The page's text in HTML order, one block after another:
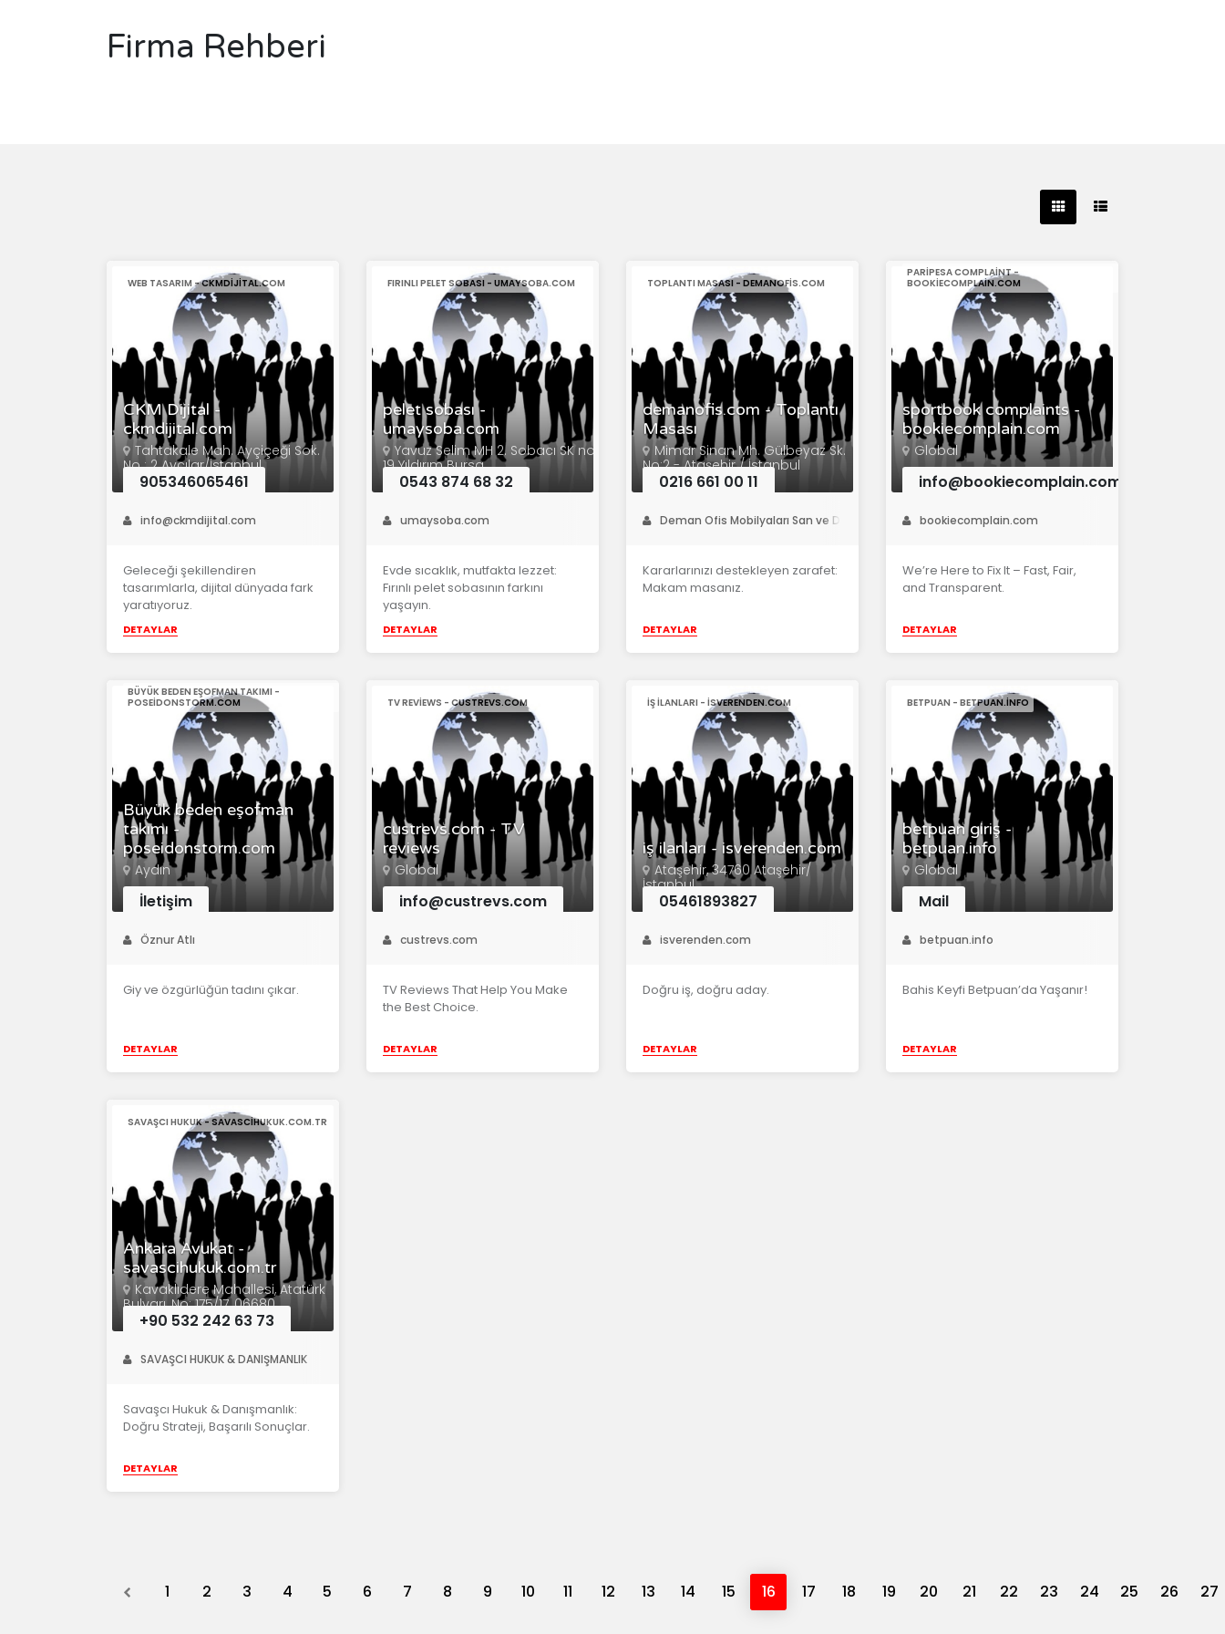
Firma Rehberi
CKM Dijital -
ckmdijital.com
WEB TASARIM - CKMDIJITAL.COM
Tahtakale Mah. Ayçiçeği Sok.
No : 2 Avcılar/İstanbul
905346065461
info@ckmdijital.com
Geleceği şekillendiren
tasarımlarla, dijital dünyada fark
yaratıyoruz.
DETAYLAR
pelet sobası -
umaysoba.com
FIRINLI PELET SOBASI - UMAYSOBA.COM
Yavuz Selim MH 2. Sobacı SK no
19 Yıldırım Bursa
0543 874 68 32
umaysoba.com
Evde sıcaklık, mutfakta lezzet:
Fırınlı pelet sobasının farkını
yaşayın.
DETAYLAR
demanofis.com - Toplantı
Masası
TOPLANTI MASASI - DEMANOFIS.COM
Mimar Sinan Mh. Gülbeyaz Sk.
No:2 - Ataşehir / İstanbul
0216 661 00 11
Deman Ofis Mobilyaları San ve Dış Tic. LTD. ŞTİ
Kararlarınızı destekleyen zarafet:
Makam masanız.
DETAYLAR
sportbook complaints -
bookiecomplain.com
PARIPESA COMPLAINT -
BOOKIECOMPLAIN.COM
Global
info@bookiecomplain.com
bookiecomplain.com
We’re Here to Fix It – Fast, Fair,
and Transparent.
DETAYLAR
Büyük beden eşofman
takımı -
poseidonstorm.com
BÜYÜK BEDEN EŞOFMAN TAKIMI -
POSEIDONSTORM.COM
Aydın
İletişim
Öznur Atlı
Giy ve özgürlüğün tadını çıkar.
DETAYLAR
custrevs.com - TV
reviews
TV REVIEWS - CUSTREVS.COM
Global
info@custrevs.com
custrevs.com
TV Reviews That Help You Make
the Best Choice.
DETAYLAR
iş ilanları - isverenden.com
IŞ ILANLARI - ISVERENDEN.COM
Ataşehir, 34760 Ataşehir/
İstanbul
05461893827
isverenden.com
Doğru iş, doğru aday.
DETAYLAR
betpuan giriş -
betpuan.info
BETPUAN - BETPUAN.INFO
Global
Mail
betpuan.info
Bahis Keyfi Betpuan’da Yaşanır!
DETAYLAR
Ankara Avukat -
savascihukuk.com.tr
SAVAŞCI HUKUK - SAVASCIHUKUK.COM.TR
Kavaklıdere Mahallesi, Atatürk
Bulvarı, No: 175/17, 06680
Çankaya/Ankara
+90 532 242 63 73
SAVAŞCI HUKUK & DANIŞMANLIK
Savaşcı Hukuk & Danışmanlık:
Doğru Strateji, Başarılı Sonuçlar.
DETAYLAR
Previous
1 2 3 4 5 6 7 8 9 10 11 12 13 14 15 16 17 18 19 20 21 22 23 24 25 26 27